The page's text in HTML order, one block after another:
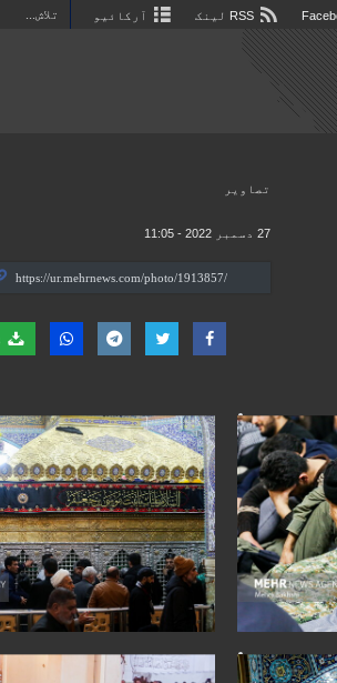
آرکائیو
تصاوير
27 دسمبر 2022 - 11:05